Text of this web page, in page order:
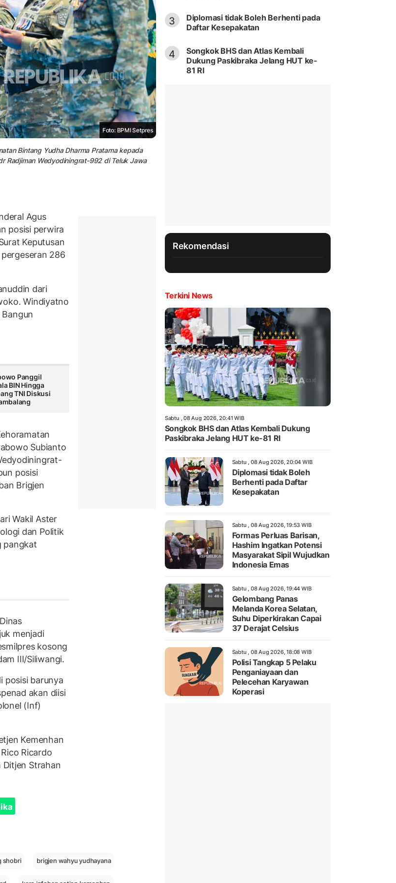
Foto: BPMI Setpres
Bintang Yudha Dharma Pratama kepada
Radjiman Wedyodiningrat-992 di Teluk Jawa
Agus
posisi perwira
Keputusan
286
dari
Windiyatno
Panggil
BIN Hingga
TNI Diskusi
Subianto
posisi
Brigjen
Wakil Aster
dan Politik
pangkat
menjadi
kosong
III/Siliwangi.
posisi barunya
akan diisi
(Inf)
Kemenhan
Ricardo
Ditjen Strahan
shobri brigjen wahyu yudhayana
3
Diplomasi tidak Boleh Berhenti pada
Daftar Kesepakatan
4
Songkok BHS dan Atlas Kembali
Dukung Paskibraka Jelang HUT ke-
81 RI
Rekomendasi
Terkini News
Sabtu , 08 Aug 2026, 20:41 WIB
Songkok BHS dan Atlas Kembali Dukung
Paskibraka Jelang HUT ke-81 RI
Sabtu , 08 Aug 2026, 20:04 WIB
Diplomasi tidak Boleh
Berhenti pada Daftar
Kesepakatan
Sabtu , 08 Aug 2026, 19:53 WIB
Formas Perluas Barisan,
Hashim Ingatkan Potensi
Masyarakat Sipil Wujudkan
Indonesia Emas
Sabtu , 08 Aug 2026, 19:44 WIB
Gelombang Panas
Melanda Korea Selatan,
Suhu Diperkirakan Capai
37 Derajat Celsius
Sabtu , 08 Aug 2026, 18:08 WIB
Polisi Tangkap 5 Pelaku
Penganiayaan dan
Pelecehan Karyawan
Koperasi